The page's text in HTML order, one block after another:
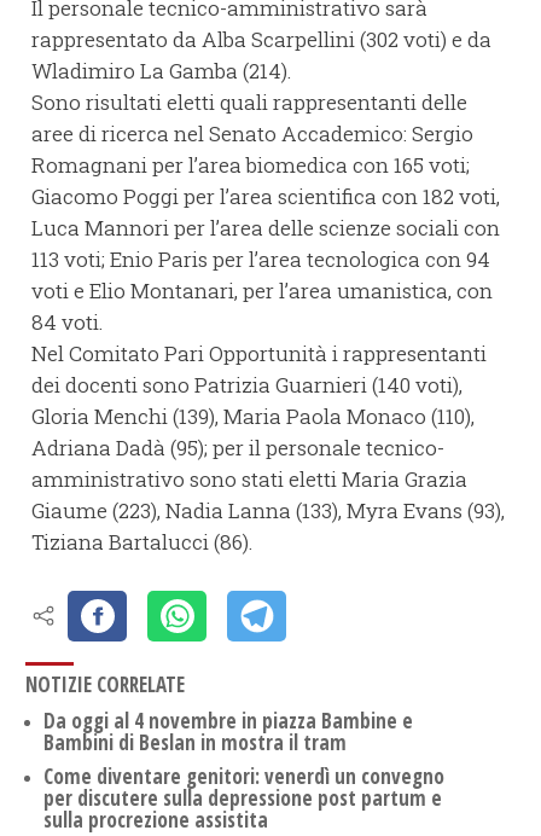
Il personale tecnico-amministrativo sarà
rappresentato da Alba Scarpellini (302 voti) e da
Wladimiro La Gamba (214).
Sono risultati eletti quali rappresentanti delle
aree di ricerca nel Senato Accademico: Sergio
Romagnani per l’area biomedica con 165 voti;
Giacomo Poggi per l’area scientifica con 182 voti,
Luca Mannori per l’area delle scienze sociali con
113 voti; Enio Paris per l’area tecnologica con 94
voti e Elio Montanari, per l’area umanistica, con
84 voti.
Nel Comitato Pari Opportunità i rappresentanti
dei docenti sono Patrizia Guarnieri (140 voti),
Gloria Menchi (139), Maria Paola Monaco (110),
Adriana Dadà (95); per il personale tecnico-
amministrativo sono stati eletti Maria Grazia
Giaume (223), Nadia Lanna (133), Myra Evans (93),
Tiziana Bartalucci (86).
NOTIZIE CORRELATE
Da oggi al 4 novembre in piazza Bambine e
Bambini di Beslan in mostra il tram
Come diventare genitori: venerdì un convegno
per discutere sulla depressione post partum e
sulla procrezione assistita